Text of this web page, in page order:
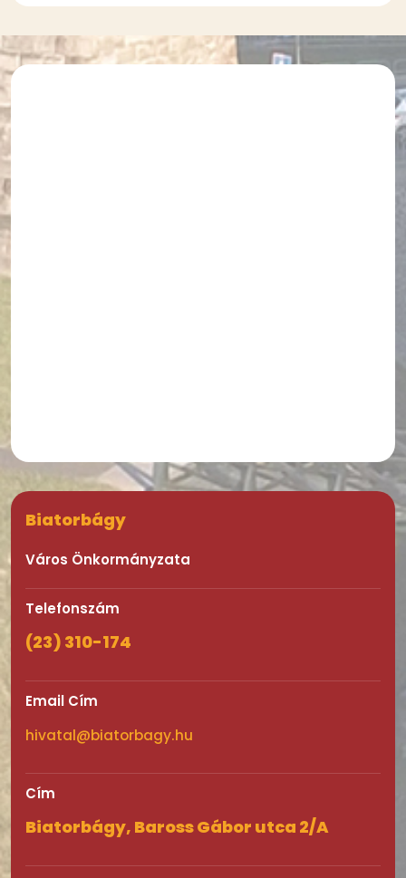
Biatorbágy
Város Önkormányzata
Telefonszám
(23) 310-174
Email Cím
hivatal@biatorbagy.hu
Cím
Biatorbágy, Baross Gábor utca 2/A